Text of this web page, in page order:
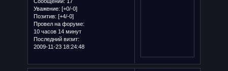
Сообщений: 17
Уважение: [+0/-0]
Позитив: [+4/-0]
Провел на форуме:
10 часов 14 минут
Последний визит:
2009-11-23 18:24:48